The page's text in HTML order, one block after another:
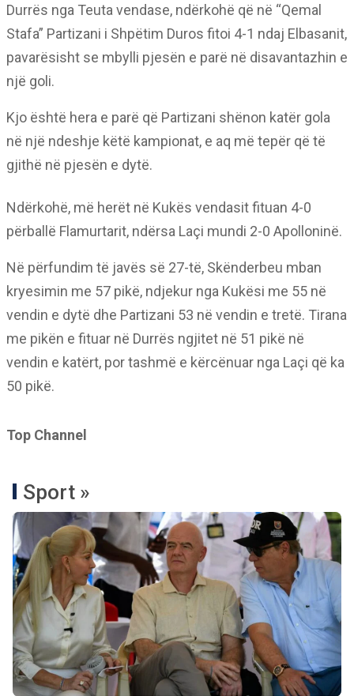
Durrës nga Teuta vendase, ndërkohë që në “Qemal
Stafa” Partizani i Shpëtim Duros fitoi 4-1 ndaj Elbasanit,
pavarësisht se mbylli pjesën e parë në disavantazhin e
një goli.
Kjo është hera e parë që Partizani shënon katër gola
në një ndeshje këtë kampionat, e aq më tepër që të
gjithë në pjesën e dytë.
Ndërkohë, më herët në Kukës vendasit fituan 4-0
përballë Flamurtarit, ndërsa Laçi mundi 2-0 Apolloninë.
Në përfundim të javës së 27-të, Skënderbeu mban
kryesimin me 57 pikë, ndjekur nga Kukësi me 55 në
vendin e dytë dhe Partizani 53 në vendin e tretë. Tirana
me pikën e fituar në Durrës ngjitet në 51 pikë në
vendin e katërt, por tashmë e kërcënuar nga Laçi që ka
50 pikë.
Top Channel
Sport »